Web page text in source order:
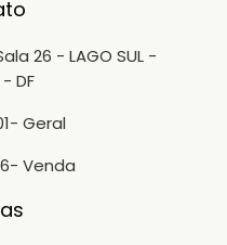
26 - LAGO SUL -
- DF
- Geral
- Venda